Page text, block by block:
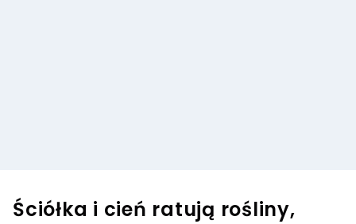
Ściółka i cień ratują rośliny,